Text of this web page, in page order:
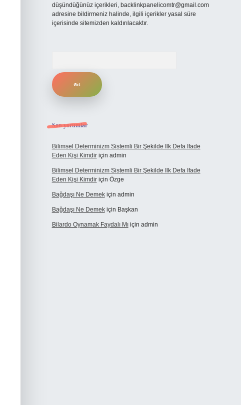
düşündüğünüz içerikleri, backlinkpanelicomtr@gmail.com
adresine bildirmeniz halinde, ilgili içerikler yasal süre
içerisinde sitemizden kaldırılacaktır.
Son yorumlar
Bilimsel Determinizm Sistemli Bir Şekilde Ilk Defa Ifade
Eden Kişi Kimdiriçin admin
Bilimsel Determinizm Sistemli Bir Şekilde Ilk Defa Ifade
Eden Kişi Kimdiriçin Özge
Bağdaşı Ne Demekiçin admin
Bağdaşı Ne Demekiçin Başkan
Bilardo Oynamak Faydalı Mıiçin admin